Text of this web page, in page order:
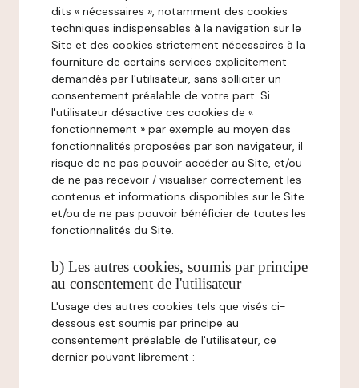
dits « nécessaires », notamment des cookies
techniques indispensables à la navigation sur le
Site et des cookies strictement nécessaires à la
fourniture de certains services explicitement
demandés par l'utilisateur, sans solliciter un
consentement préalable de votre part. Si
l'utilisateur désactive ces cookies de «
fonctionnement » par exemple au moyen des
fonctionnalités proposées par son navigateur, il
risque de ne pas pouvoir accéder au Site, et/ou
de ne pas recevoir / visualiser correctement les
contenus et informations disponibles sur le Site
et/ou de ne pas pouvoir bénéficier de toutes les
fonctionnalités du Site.
b) Les autres cookies, soumis par principe
au consentement de l'utilisateur
L'usage des autres cookies tels que visés ci-
dessous est soumis par principe au
consentement préalable de l'utilisateur, ce
dernier pouvant librement :